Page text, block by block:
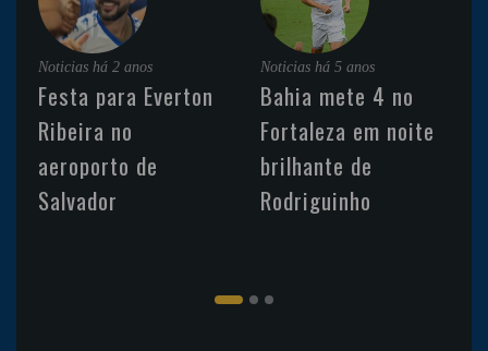
Noticias há 2 anos
Festa para Everton
Ribeira no
aeroporto de
Salvador
Noticias há 5 anos
Bahia mete 4 no
Fortaleza em noite
brilhante de
Rodriguinho